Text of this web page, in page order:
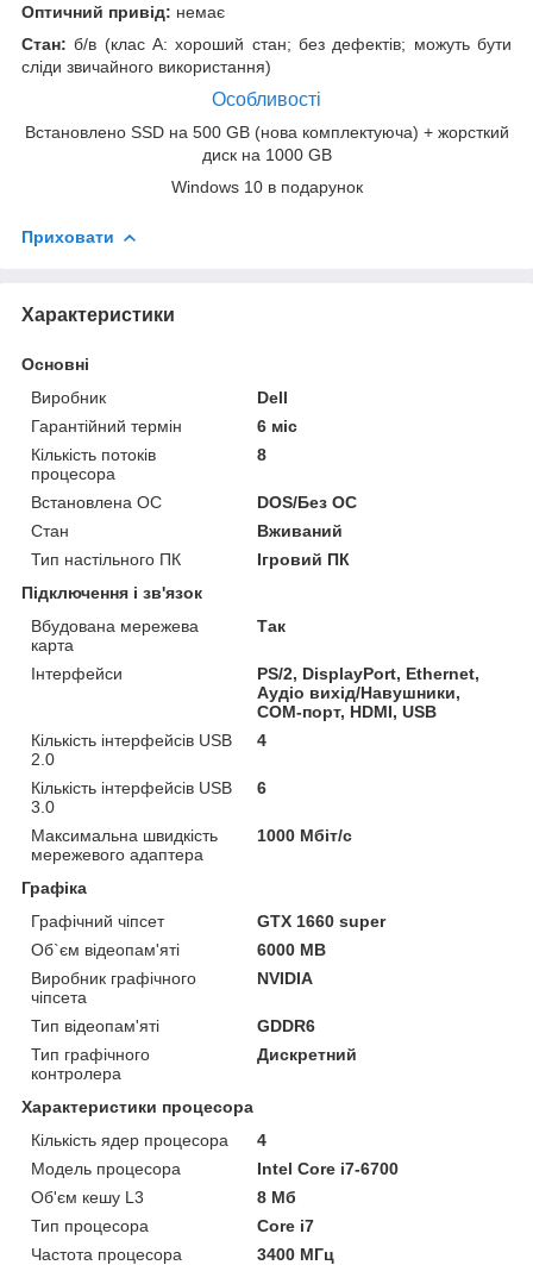
Оптичний привід: немає
Стан: б/в (клас А: хороший стан; без дефектів; можуть бути
сліди звичайного використання)
Особливості
Встановлено SSD на 500 GB (нова комплектуюча) + жорсткий
диск на 1000 GB
Windows 10 в подарунок
Приховати
Характеристики
Основні
Виробник
Dell
Гарантійний термін
6 міс
Кількість потоків
процесора
8
Встановлена ОС
DOS/Без ОС
Стан
Вживаний
Тип настільного ПК
Ігровий ПК
Підключення і зв'язок
Вбудована мережева
карта
Так
Інтерфейси
PS/2, DisplayPort, Ethernet,
Аудіо вихід/Навушники,
COM-порт, HDMI, USB
Кількість інтерфейсів USB
2.0
4
Кількість інтерфейсів USB
3.0
6
Максимальна швидкість
мережевого адаптера
1000 Мбіт/с
Графіка
Графічний чіпсет
GTX 1660 super
Об`єм відеопам'яті
6000 MB
Виробник графічного
чіпсета
NVIDIA
Тип відеопам'яті
GDDR6
Тип графічного
контролера
Дискретний
Характеристики процесора
Кількість ядер процесора
4
Модель процесора
Intel Core i7-6700
Об'єм кешу L3
8 Мб
Тип процесора
Core i7
Частота процесора
3400 МГц